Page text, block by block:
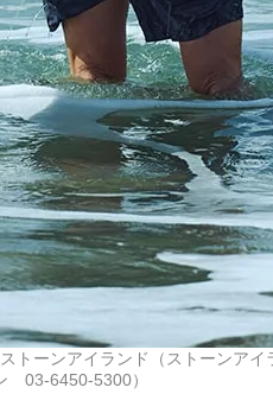
トーンアイランド（ストーンア
03-6450-5300）